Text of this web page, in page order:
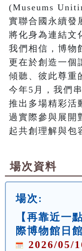
(Museums
實聯合國永續發
將化身為連結文
我們相信，博物
更在於創造一個
傾聽、彼此尊重
今年5月，我們
推出多場精彩活
過實際參與展開
起共創理解與包
場次資料
場次:
【再靠近一
際博物館日
2026/05/